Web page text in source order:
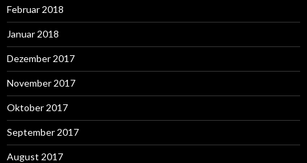
Februar 2018
Januar 2018
Dezember 2017
November 2017
Oktober 2017
September 2017
August 2017